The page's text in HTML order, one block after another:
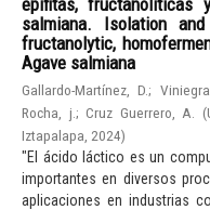
salmiana. Isolation
fructanolytic,
Agave salmiana
Gallardo-Martínez, D.;
Rocha, j. ;Cruz Guerrero, A. (
Iztapalapa 2024)
"El ácido láctico es un
importantes en diversos
aplicaciones en industrias